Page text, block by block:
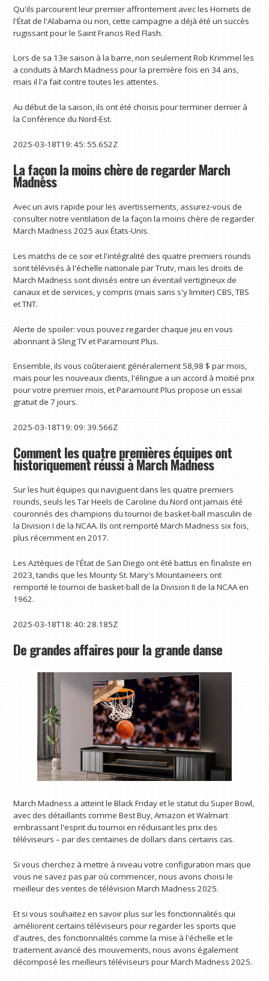
Qu'ils parcourent leur premier affrontement avec les Hornets de
l'État de l'Alabama ou non, cette campagne a déjà été un succès
rugissant pour le Saint Francis Red Flash.
Lors de sa 13e saison à la barre, non seulement Rob Krimmel les
a conduits à March Madness pour la première fois en 34 ans,
mais il l'a fait contre toutes les attentes.
Au début de la saison, ils ont été choisis pour terminer dernier à
la Conférence du Nord-Est.
2025-03-18T19: 45: 55.652Z
La façon la moins chère de regarder March
Madness
Avec un avis rapide pour les avertissements, assurez-vous de
consulter notre ventilation de la façon la moins chère de regarder
March Madness 2025 aux États-Unis.
Les matchs de ce soir et l'intégralité des quatre premiers rounds
sont télévisés à l'échelle nationale par Trutv, mais les droits de
March Madness sont divisés entre un éventail vertigineux de
canaux et de services, y compris (mais sans s'y limiter) CBS, TBS
et TNT.
Alerte de spoiler: vous pouvez regarder chaque jeu en vous
abonnant à Sling TV et Paramount Plus.
Ensemble, ils vous coûteraient généralement 58,98 $ par mois,
mais pour les nouveaux clients, l'élingue a un accord à moitié prix
pour votre premier mois, et Paramount Plus propose un essai
gratuit de 7 jours.
2025-03-18T19: 09: 39.566Z
Comment les quatre premières équipes ont
historiquement réussi à March Madness
Sur les huit équipes qui naviguent dans les quatre premiers
rounds, seuls les Tar Heels de Caroline du Nord ont jamais été
couronnés des champions du tournoi de basket-ball masculin de
la Division I de la NCAA. Ils ont remporté March Madness six fois,
plus récemment en 2017.
Les Aztèques de l'État de San Diego ont été battus en finaliste en
2023, tandis que les Mounty St. Mary's Mountaineers ont
remporté le tournoi de basket-ball de la Division II de la NCAA en
1962.
2025-03-18T18: 40: 28.185Z
De grandes affaires pour la grande danse
March Madness a atteint le Black Friday et le statut du Super Bowl,
avec des détaillants comme Best Buy, Amazon et Walmart
embrassant l'esprit du tournoi en réduisant les prix des
téléviseurs – par des centaines de dollars dans certains cas.
Si vous cherchez à mettre à niveau votre configuration mais que
vous ne savez pas par où commencer, nous avons choisi le
meilleur des ventes de télévision March Madness 2025.
Et si vous souhaitez en savoir plus sur les fonctionnalités qui
améliorent certains téléviseurs pour regarder les sports que
d'autres, des fonctionnalités comme la mise à l'échelle et le
traitement avancé des mouvements, nous avons également
décomposé les meilleurs téléviseurs pour March Madness 2025.